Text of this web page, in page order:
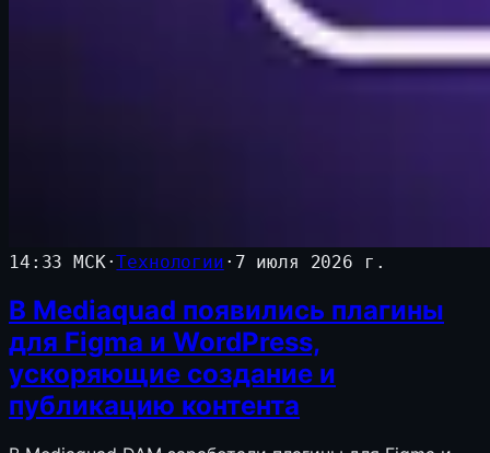
14:33 МСК·Технологии · 7 июля 2026 г.
В Mediaquad появились плагины
для Figma и WordPress,
ускоряющие создание и
публикацию контента